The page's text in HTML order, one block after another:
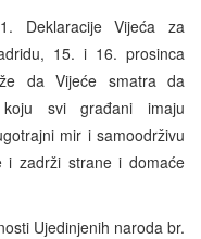
Deklaracije Vijeća za
15. i 16. prosinca
da Vijeće smatra da
svi građani imaju
mir i samoodrživu
i zadrži strane i domaće
Ujedinjenih naroda br.